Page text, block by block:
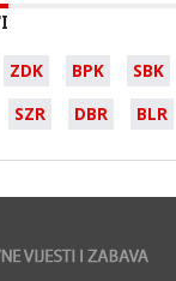
ZDK BPK SBK
SZR DBR BLR